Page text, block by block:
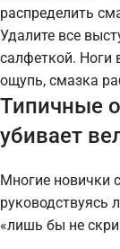
распределить
Удалите все
салфеткой. Ноги
ощупь, смазка
Типичные
убивает
Многие новички
руководствуясь
«лишь бы не